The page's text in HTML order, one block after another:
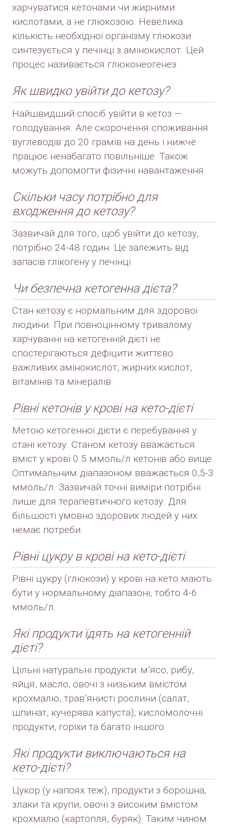
харчуватися кетонами чи жирними
кислотами, а не глюкозою. Невелика
кількість необхідної організму глюкози
синтезується у печінці з амінокислот. Цей
процес називається глюконеогенез.
Як швидко увійти до кетозу?
Найшвидший спосіб увійти в кетоз —
голодування. Але скорочення споживання
вуглеводів до 20 грамів на день і нижче
працює ненабагато повільніше. Також
можуть допомогти фізичні навантаження.
Скільки часу потрібно для
входження до кетозу?
Зазвичай для того, щоб увійти до кетозу,
потрібно 24-48 годин. Це залежить від
запасів глікогену у печінці.
Чи безпечна кетогенна дієта?
Стан кетозу є нормальним для здорової
людини. При повноцінному тривалому
харчуванні на кетогенній дієті не
спостерігаються дефіцити життєво
важливих амінокислот, жирних кислот,
вітамінів та мінералів.
Рівні кетонів у крові на кето-дієті
Метою кетогенної дієти є перебування у
стані кетозу. Станом кетозу вважається
вміст у крові 0.5 ммоль/л кетонів або вище.
Оптимальним діапазоном вважається 0,5-3
ммоль/л. Зазвичай точні виміри потрібні
лише для терапевтичного кетозу. Для
більшості умовно здорових людей у ​​них
немає потреби.
Рівні цукру в крові на кето-дієті
Рівні цукру (глюкози) у крові на кето мають
бути у нормальному діапазоні, тобто 4-6
ммоль/л.
Які продукти їдять на кетогенній
дієті?
Цільні натуральні продукти: м’ясо, рибу,
яйця, масло, овочі з низьким вмістом
крохмалю, трав’янисті рослини (салат,
шпинат, кучерява капуста), кисломолочні
продукти, горіхи та багато іншого.
Які продукти виключаються на
кето-дієті?
Цукор (у напоях теж), продукти з борошна,
злаки та крупи, овочі з високим вмістом
крохмалю (картопля, буряк). Таким чином